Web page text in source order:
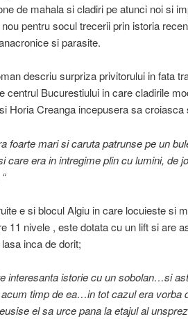
de mahala si cladiri pe atunci noi si
pentru socul trecerii prin istoria
si parasite.
descriu surpriza privitorului in fata
centrul Bucurestiului in care cladirile
Horia Creanga incepusera sa croiasca
foarte mari si caruta patrunse pe un
care era in intregime plin cu lumini, de
e si blocul Algiu in care locuieste si
11 nivele , este dotata cu un lift si are
inca de dorit;
interesanta istorie cu un sobolan…si
timp de ea…in tot cazul era vorba
el sa urce pana la etajul al